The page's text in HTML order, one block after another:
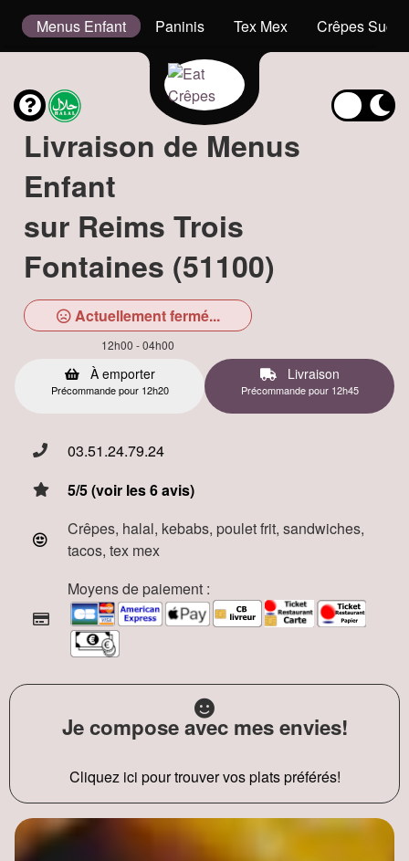
Menus Enfant Paninis Tex Mex Crêpes
Livraison de Menus
Enfant
sur Reims Trois
Fontaines (51100)
Actuellement fermé...
12h00 - 04h00
À emporter
Précommande pour 12h20
Livraison
Précommande pour 12h45
03.51.24.79.24
5/5 (voir les 6 avis)
Crêpes, halal, kebabs, poulet frit, sandwiches,
tacos, tex mex
Moyens de paiement :
Je compose avec mes envies!
Cliquez ici pour trouver vos plats préférés!